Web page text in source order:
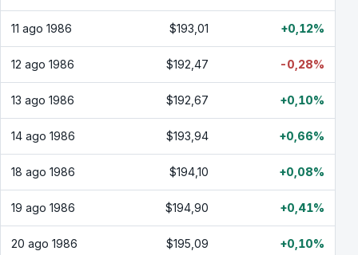
11 ago 1986 $193,01 +0,12%
12 ago 1986 $192,47 -0,28%
13 ago 1986 $192,67 +0,10%
14 ago 1986 $193,94 +0,66%
18 ago 1986 $194,10 +0,08%
19 ago 1986 $194,90 +0,41%
20 ago 1986 $195,09 +0,10%